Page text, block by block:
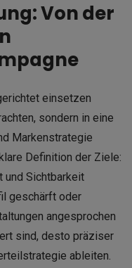
Von der
einsetzen
sondern in eine
Markenstrategie
Definition der Ziele:
und Sichtbarkeit
geschärft oder
angesprochen
sind, desto präziser
ableiten.